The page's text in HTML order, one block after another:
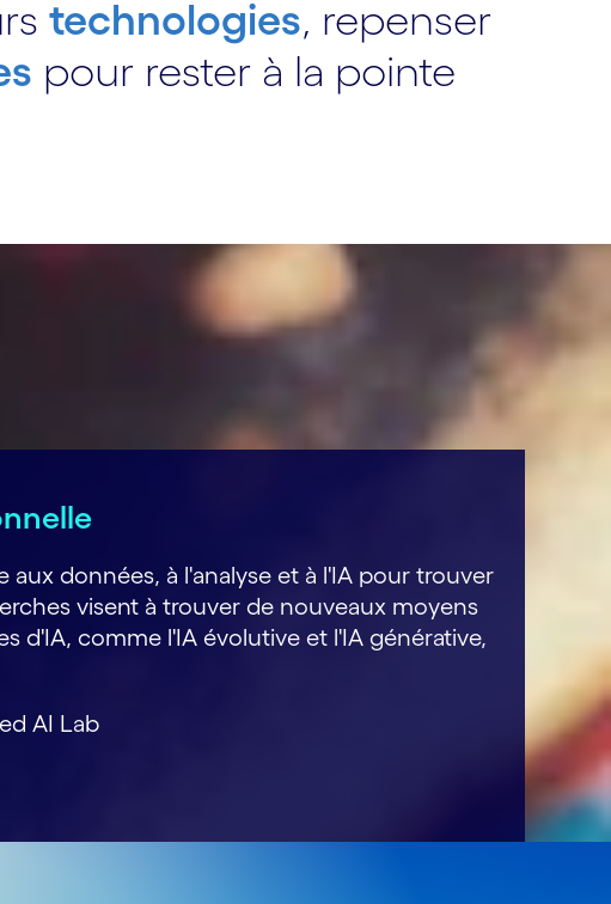
technologies, repenser
pour rester à la pointe
données, à l'analyse et à l'IA pour trouver
visent à trouver de nouveaux moyens
d'IA, comme l'IA évolutive et l'IA générative,
AI Lab